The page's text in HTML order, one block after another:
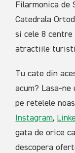
Filarmonica de
Catedrala
si cele 8
atractiile
Tu cate din
acum? Lasa-
pe retelele
Instagram,
gata de orice
descopera